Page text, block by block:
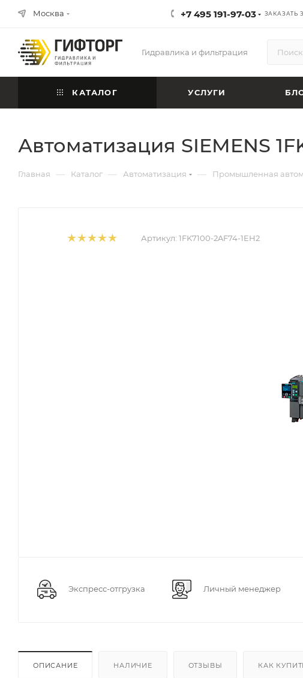
Москва +7 495 191-97-03 ЗАКАЗАТЬ
Гидравлика и фильтрация
КАТАЛОГ УСЛУГИ
Автоматизация SIEMENS
Главная — Каталог — Автоматизация — Промышленная
Артикул: 1FK7100-2AF74-1EH2
Экспресс-отгрузка Личный менеджер
ОПИСАНИЕ НАЛИЧИЕ ОТЗЫВЫ КАК